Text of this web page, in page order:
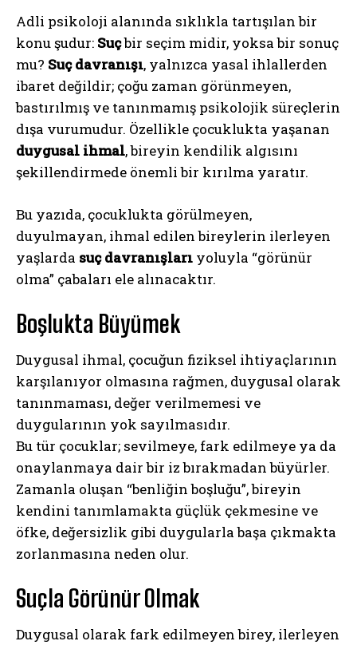
Adli psikoloji alanında sıklıkla tartışılan bir
konu şudur: Suçbir seçim midir, yoksa bir sonuç
mu? Suç davranışı, yalnızca yasal ihlallerden
ibaret değildir; çoğu zaman görünmeyen,
bastırılmış ve tanınmamış psikolojik süreçlerin
dışa vurumudur. Özellikle çocuklukta yaşanan
duygusal ihmal, bireyin kendilik algısını
şekillendirmede önemli bir kırılma yaratır.
Bu yazıda, çocuklukta görülmeyen,
duyulmayan, ihmal edilen bireylerin ilerleyen
yaşlarda suç davranışları yoluyla “görünür
olma” çabaları ele alınacaktır.
Boşlukta Büyümek
Duygusal ihmal, çocuğun fiziksel ihtiyaçlarının
karşılanıyor olmasına rağmen, duygusal olarak
tanınmaması, değer verilmemesi ve
duygularının yok sayılmasıdır.
Bu tür çocuklar; sevilmeye, fark edilmeye ya da
onaylanmaya dair bir iz bırakmadan büyürler.
Zamanla oluşan “benliğin boşluğu”, bireyin
kendini tanımlamakta güçlük çekmesine ve
öfke, değersizlik gibi duygularla başa çıkmakta
zorlanmasına neden olur.
Suçla Görünür Olmak
Duygusal olarak fark edilmeyen birey, ilerleyen